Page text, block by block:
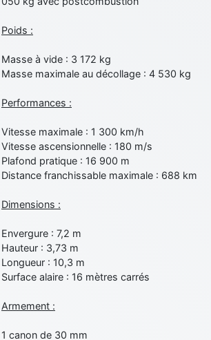
Poids :
Masse à vide : 3 172 kg
Masse maximale au décollage : 4 530 kg
Performances :
Vitesse maximale : 1 300 km/h
Vitesse ascensionnelle : 180 m/s
Plafond pratique : 16 900 m
Distance franchissable maximale : 688 km
Dimensions :
Envergure : 7,2 m
Hauteur : 3,73 m
Longueur : 10,3 m
Surface alaire : 16 mètres carrés
Armement :
1 canon de 30 mm